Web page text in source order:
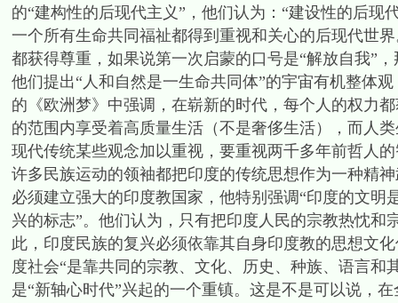
的“建构性的后现代主义”，他们认为：“建设性的后
一个所有生命共同福祉都得到重视和关心的后现代世
都获得尊重，如果说第一次启蒙的口号是“解放自我”
他们提出“人和自然是一生命共同体”的宇宙有机整体
的《欧洲梦》中强调，在崭新的时代，每个人的权力
的范围内享受着高质量生活（不是奢侈生活），而人
现代传统某些观念加以重视，要重视两千多年前哲人
许多民族运动的领袖都把印度的传统思想作为一种精
必须建立强大的印度教国家，他特别强调“印度的文明
兴的标志”。他们认为，只有把印度人民的宗教热忱
此，印度民族的复兴必须依靠其自身印度教的思想文
度社会“是靠共同的宗教、文化、历史、种族、语言
是“新轴心时代”兴起的一个重镇。这是不是可以说，